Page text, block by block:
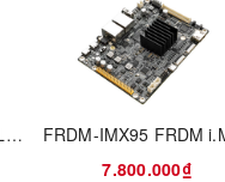
several industry-
MR-CANHUBK344 EVAL BOARD FOR S32K344
7.800.000₫